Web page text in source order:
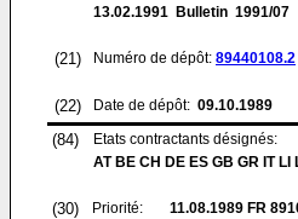
13.02.1991 Bulletin 1991/07
(21) Numéro de dépôt: 89440108.2
(22) Date de dépôt: 09.10.1989
(84)
Etats contractants désignés:
AT BE CH DE ES GB GR IT LI
(30) Priorité: 11.08.1989 FR